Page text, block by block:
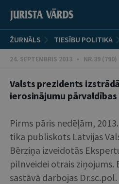
ŽURNĀLS TIESĪBU POLITIKA
24. SEPTEMBRIS 2013 • NR.39 (790)
Valsts prezidents
ierosinājumu
Pirms pāris nedēļām,
tika publiskots Latvijas
Bērziņa izveidotās
pilnveidei otrais ziņojums.
sastāvā darbojas